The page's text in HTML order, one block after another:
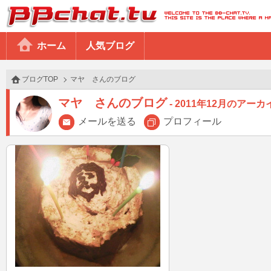
BBchatTV
ホーム 人気ブログ
ブログTOP マヤ さんのブログ
マヤ さんのブログ
2011年12月のアーカ
メールを送る
プロフィール